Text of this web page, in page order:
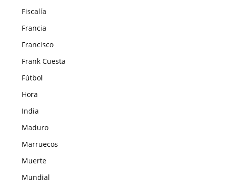
Fiscalía
Francia
Francisco
Frank Cuesta
Fútbol
Hora
India
Maduro
Marruecos
Muerte
Mundial